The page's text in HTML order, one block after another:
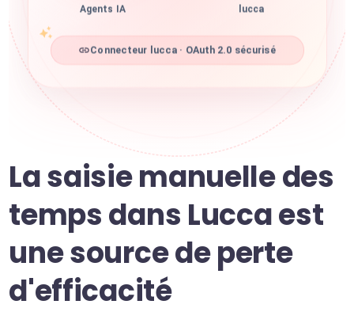
Agents IA lucca
Connecteur lucca · OAuth 2.0 sécurisé
La saisie manuelle des
temps dans Lucca est
une source de perte
d'efficacité